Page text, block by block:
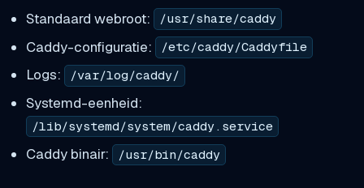
Standaard webroot: /usr/share/caddy
Caddy-configuratie: /etc/caddy/Caddyfile
Logs: /var/log/caddy/
Systemd-eenheid:
/lib/systemd/system/caddy.service
Caddy binair: /usr/bin/caddy